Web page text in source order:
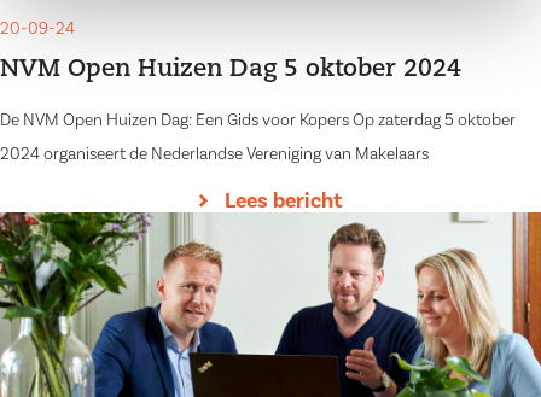
20-09-24
NVM Open Huizen Dag 5 oktober 2024
De NVM Open Huizen Dag: Een Gids voor Kopers Op zaterdag 5 oktober
2024 organiseert de Nederlandse Vereniging van Makelaars
Lees bericht